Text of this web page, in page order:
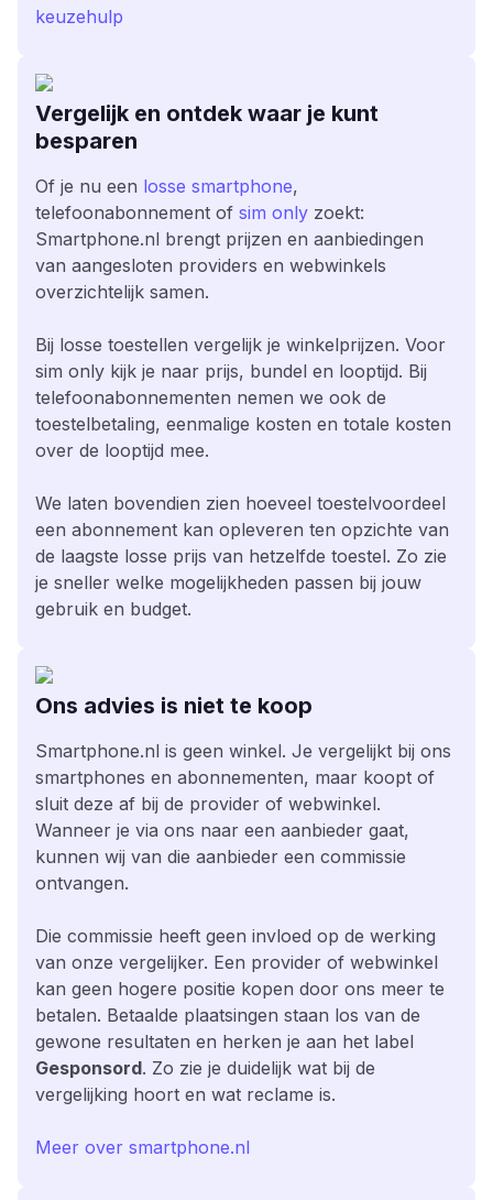
keuzehulp
Vergelijk en ontdek waar je kunt
besparen
Of je nu een losse smartphone,
telefoonabonnement of sim only zoekt:
Smartphone.nl brengt prijzen en aanbiedingen
van aangesloten providers en webwinkels
overzichtelijk samen.
Bij losse toestellen vergelijk je winkelprijzen. Voor
sim only kijk je naar prijs, bundel en looptijd. Bij
telefoonabonnementen nemen we ook de
toestelbetaling, eenmalige kosten en totale kosten
over de looptijd mee.
We laten bovendien zien hoeveel toestelvoordeel
een abonnement kan opleveren ten opzichte van
de laagste losse prijs van hetzelfde toestel. Zo zie
je sneller welke mogelijkheden passen bij jouw
gebruik en budget.
Ons advies is niet te koop
Smartphone.nl is geen winkel. Je vergelijkt bij ons
smartphones en abonnementen, maar koopt of
sluit deze af bij de provider of webwinkel.
Wanneer je via ons naar een aanbieder gaat,
kunnen wij van die aanbieder een commissie
ontvangen.
Die commissie heeft geen invloed op de werking
van onze vergelijker. Een provider of webwinkel
kan geen hogere positie kopen door ons meer te
betalen. Betaalde plaatsingen staan los van de
gewone resultaten en herken je aan het label
Gesponsord. Zo zie je duidelijk wat bij de
vergelijking hoort en wat reclame is.
Meer over smartphone.nl